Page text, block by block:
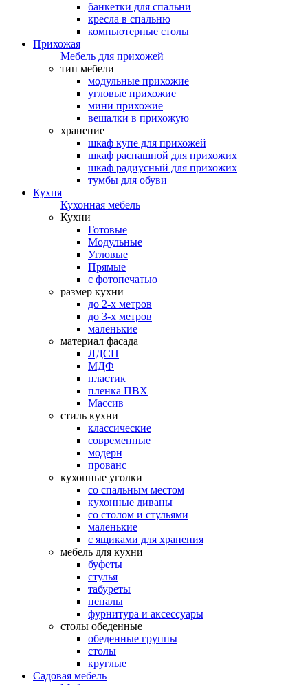
банкетки для спальни
кресла в спальню
компьютерные столы
Прихожая
Мебель для прихожей
тип мебели
модульные прихожие
угловые прихожие
мини прихожие
вешалки в прихожую
хранение
шкаф купе для прихожей
шкаф распашной для прихожих
шкаф радиусный для прихожих
тумбы для обуви
Кухня
Кухонная мебель
Кухни
Готовые
Модульные
Угловые
Прямые
с фотопечатью
размер кухни
до 2-х метров
до 3-х метров
маленькие
материал фасада
ЛДСП
МДФ
пластик
пленка ПВХ
Массив
стиль кухни
классические
современные
модерн
прованс
кухонные уголки
со спальным местом
кухонные диваны
со столом и стульями
маленькие
с ящиками для хранения
мебель для кухни
буфеты
стулья
табуреты
пеналы
фурнитура и аксессуары
столы обеденные
обеденные группы
столы
круглые
Садовая мебель